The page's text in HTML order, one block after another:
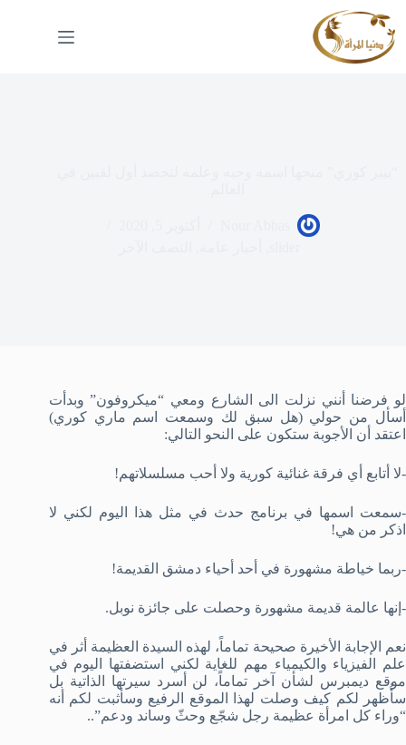
إلى
المحتوى
لو فرضنا أنني نزلت الى الشارع ومعي “ميكروفون” وبدأت
أسأل من حولي (هل سبق لك وسمعت اسم ماري كوري)
اعتقد أن الأجوبة ستكون على النحو التالي:
-لا أتابع أي فرقة غنائية كورية ولا أحب مسلسلاتهم!
-سمعت اسمها في برنامج حدث في مثل هذا اليوم لكني لا
اذكر من هي!
-ربما خياطة مشهورة في أحد أحياء دمشق القديمة!
-إنها عالمة قديمة مشهورة وحصلت على جائزة نوبل.
نعم الإجابة الأخيرة صحيحة تماماً، لهذه السيدة العظيمة أثر في
علم الفيزياء والكيمياء مهم للغاية لكني استضفتها اليوم في
موقع ديمبرس لشأن آخر تماماً، لن أسرد سيرتها الذاتية بل
سأُظهر لكم كيف وصلت لهذا الموقع الرفيع وسأثبت لكم أنه
“وراء كل امرأة عظيمة رجل شجّع وحثّ وساند ودعم”..